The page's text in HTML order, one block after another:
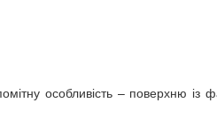
особливість – поверхню